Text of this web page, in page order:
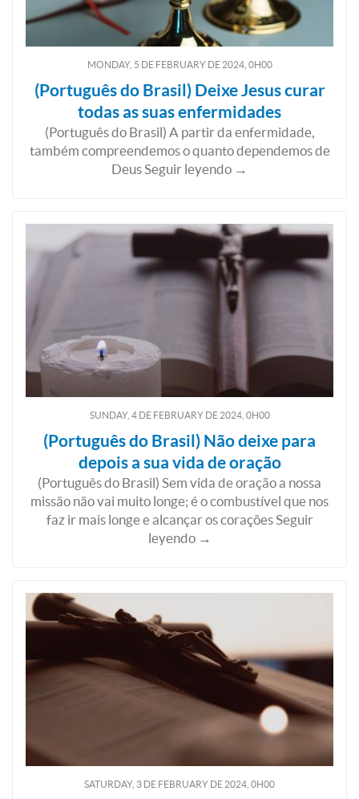
MONDAY, 5 DEFEBRUARYDE2024, 0H00
(Português do Brasil) Deixe Jesus curar
todas as suas enfermidades
(Português do Brasil) A partir da enfermidade,
também compreendemos o quanto dependemos de
Deus Seguir leyendo →
SUNDAY, 4DEFEBRUARYDE2024, 0H00
(Português do Brasil) Não deixe para
depois a sua vida de oração
(Português do Brasil) Sem vida de oração a nossa
missão não vai muito longe; é o combustível que nos
faz ir mais longe e alcançar os corações Seguir
leyendo →
SATURDAY, 3 DE FEBRUARY DE 2024, 0H00